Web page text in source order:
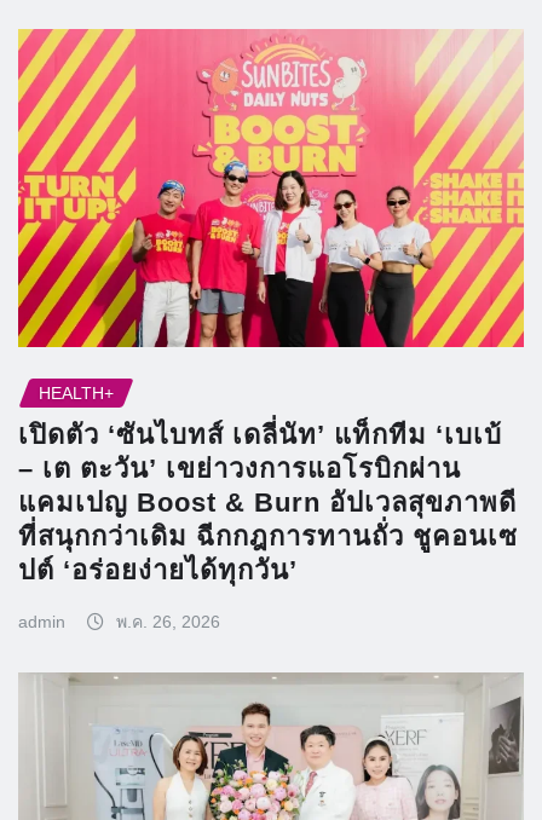
HEALTH+
เปิดตัว ‘ซันไบทส์ เดลี่นัท’ แท็กทีม ‘เบเบ้
– เต ตะวัน’ เขย่าวงการแอโรบิกผ่าน
แคมเปญ Boost & Burn อัปเวลสุขภาพดี
ที่สนุกกว่าเดิม ฉีกกฎการทานถั่ว ชูคอนเซ
ปต์ ‘อร่อยง่ายได้ทุกวัน’
admin พ.ค. 26, 2026